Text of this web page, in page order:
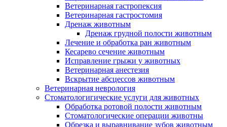
Ветеринарная гастропексия
Ветеринарная гастростомия
Дренаж животным
Дренаж грудной полости животным
Лечение и обработка ран животным
Кесарево сечение животным
Исправление грыжи у животных
Ветеринарная анестезия
Вскрытие абсцессов животным
Ветеринарная неврология
Стоматологигические услуги для животных
Обработка ротовой полости животным
Стоматологические операции животны
Обрезка и выравнивание зубов животным